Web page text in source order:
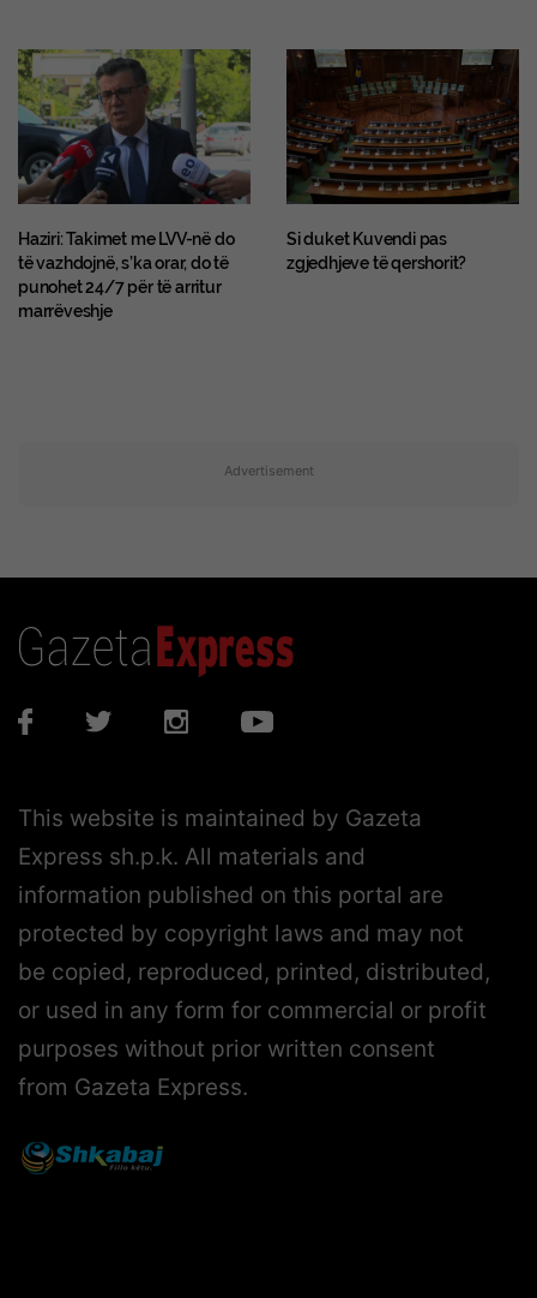
Haziri: Takimet me LVV-në do
të vazhdojnë, s’ka orar, do të
punohet 24/7 për të arritur
marrëveshje
Si duket Kuvendi pas
zgjedhjeve të qershorit?
Advertisement
This website is maintained by Gazeta
Express sh.p.k. All materials and
information published on this portal are
protected by copyright laws and may not
be copied, reproduced, printed, distributed,
or used in any form for commercial or profit
purposes without prior written consent
from Gazeta Express.